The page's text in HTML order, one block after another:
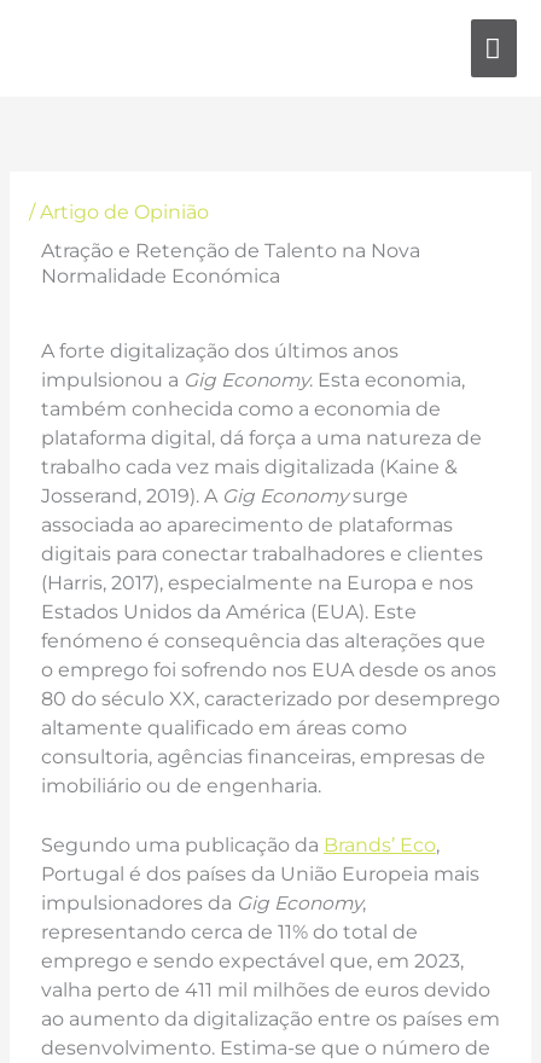
/Artigo de Opinião
Atração e Retenção de Talento na Nova
Normalidade Económica
A forte digitalização dos últimos anos
impulsionou a Gig Economy. Esta economia,
também conhecida como a economia de
plataforma digital, dá força a uma natureza de
trabalho cada vez mais digitalizada (Kaine &
Josserand, 2019). A Gig Economysurge
associada ao aparecimento de plataformas
digitais para conectar trabalhadores e clientes
(Harris, 2017), especialmente na Europa e nos
Estados Unidos da América (EUA). Este
fenómeno é consequência das alterações que
o emprego foi sofrendo nos EUA desde os anos
80 do século XX, caracterizado por desemprego
altamente qualificado em áreas como
consultoria, agências financeiras, empresas de
imobiliário ou de engenharia.
Segundo uma publicação da Brands’ Eco,
Portugal é dos países da União Europeia mais
impulsionadores da Gig Economy,
representando cerca de 11% do total de
emprego e sendo expectável que, em 2023,
valha perto de 411 mil milhões de euros devido
ao aumento da digitalização entre os países em
desenvolvimento. Estima-se que o número de